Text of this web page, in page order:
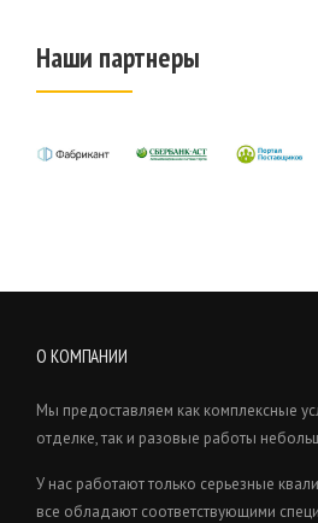
Наши партнеры
О КОМПАНИИ
Мы предоставляем как комплексные
отделке, так и разовые работы
У нас работают только серьезные
все обладают соответствующими